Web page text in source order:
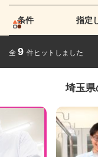
条件 指定
全 9 件ヒットしました
埼玉県